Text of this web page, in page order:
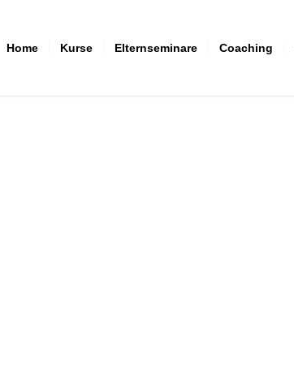
Home Kurse Elternseminare Coaching